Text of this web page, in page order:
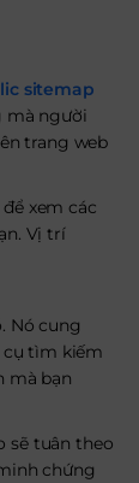
sitemap
mà người
trang web
xem các
Vị trí
Nó cung
cụ tìm kiếm
mà bạn
sẽ tuân theo
chứng